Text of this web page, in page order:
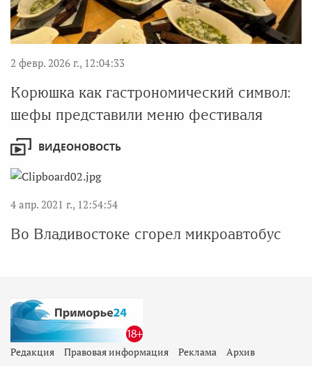
2 февр. 2026 г., 12:04:33
Корюшка как гастрономический символ:
шефы представили меню фестиваля
ВИДЕОНОВОСТЬ
4 апр. 2021 г., 12:54:54
Во Владивостоке сгорел микроавтобус
Редакция Правовая информация Реклама
Архив